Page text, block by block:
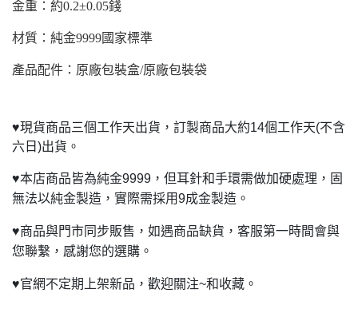
金重：約0.2±0.05錢
材質：純金9999國家標準
產品配件：原廠包裝盒/原廠包裝袋
♥現貨商品三個工作天出貨，訂製商品大約14個工作天(不含
六日)出貨。
♥本店商品皆為純金9999，但耳針和手環需做加硬處理，固
無法以純金製造，實際需採用9成金製造。
♥商品與門市同步販售，如遇商品缺貨，客服第一時間會與
您聯繫，感謝您的選購。
♥官網不定期上架新品，歡迎關注~和收藏。